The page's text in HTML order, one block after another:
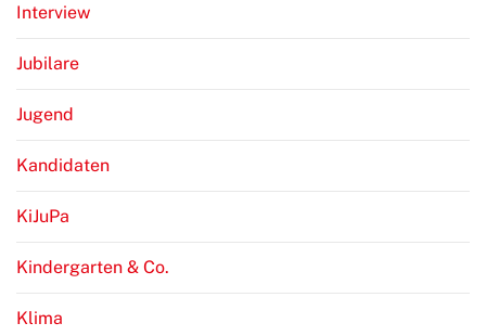
Interview
Jubilare
Jugend
Kandidaten
KiJuPa
Kindergarten & Co.
Klima